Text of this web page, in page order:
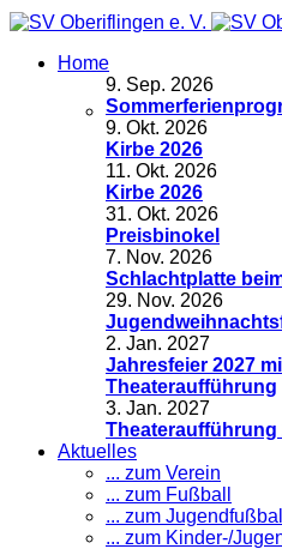
Home
9. Sep. 2026
9. Okt. 2026
Kirbe 2026
11. Okt. 2026
Kirbe 2026
31. Okt. 2026
Preisbinokel
7. Nov. 2026
Schlachtplatte
29. Nov. 2026
2. Jan. 2027
Jahresfeier 2027
Theateraufführung
3. Jan. 2027
Theateraufführung
Aktuelles
... zum Verein
... zum Fußball
... zum Jugendfußball
... zum Kinder-/